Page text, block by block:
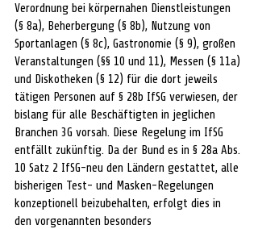
Verordnung bei körpernahen Dienstleistungen
(§ 8a), Beherbergung (§ 8b), Nutzung von
Sportanlagen (§ 8c), Gastronomie (§ 9), großen
Veranstaltungen (§§ 10 und 11), Messen (§ 11a)
und Diskotheken (§ 12) für die dort jeweils
tätigen Personen auf § 28b IfSG verwiesen, der
bislang für alle Beschäftigten in jeglichen
Branchen 3G vorsah. Diese Regelung im IfSG
entfällt zukünftig. Da der Bund es in § 28a Abs.
10 Satz 2 IfSG-neu den Ländern gestattet, alle
bisherigen Test- und Masken-Regelungen
konzeptionell beizubehalten, erfolgt dies in
den vorgenannten besonders